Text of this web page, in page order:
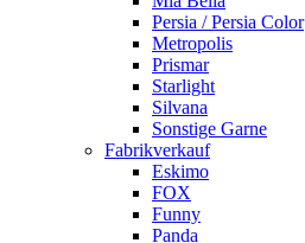
Persia / Persia Color
Metropolis
Prismar
Starlight
Silvana
Sonstige Garne
Fabrikverkauf
Eskimo
FOX
Funny
Panda